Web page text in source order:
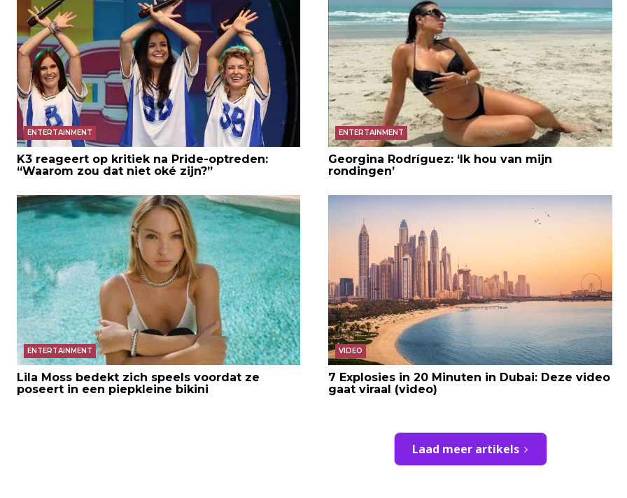
ENTERTAINMENT
K3 reageert op kritiek na Pride-optreden:
“Waarom zou dat niet oké zijn?”
ENTERTAINMENT
Georgina Rodríguez: ‘Ik hou van mijn
rondingen’
ENTERTAINMENT
Lila Moss bedekt zich speels voordat ze
poseert in een piepkleine bikini
VIDEO
7 Explosies in 20 Minuten in Dubai: Deze video
gaat viraal (video)
Laad meer artikels